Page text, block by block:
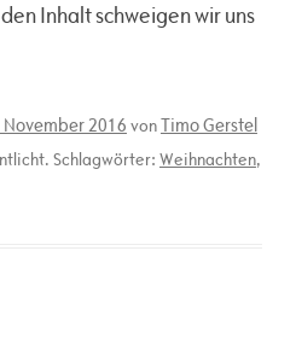
Inhalt schweigen wir uns
November 2016 vonTimo Gerstel
Schlagwörter: Weihnachten,